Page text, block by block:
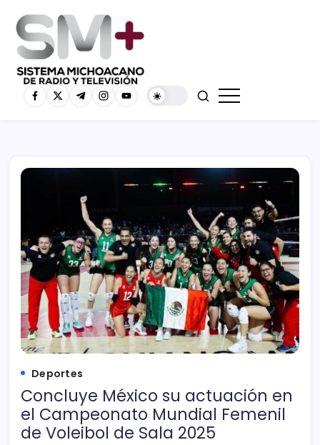
Deportes
Concluye México su actuación en
el Campeonato Mundial Femenil
de Voleibol de Sala 2025